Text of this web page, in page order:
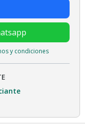
y condiciones